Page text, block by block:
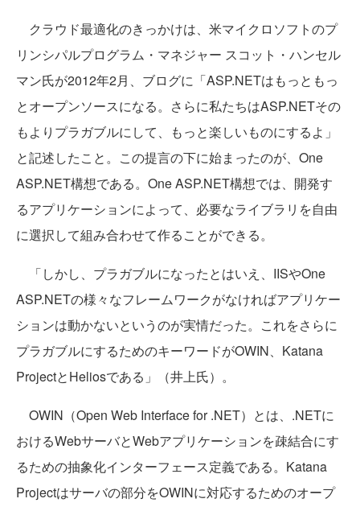
クラウド最適化のきっかけは、米マイクロソフトのプ
リンシパルプログラム・マネジャー スコット・ハンセル
マン氏が2012年2月、ブログに「ASP.NETはもっともっ
とオープンソースになる。さらに私たちはASP.NETその
もよりプラガブルにして、もっと楽しいものにするよ」
と記述したこと。この提言の下に始まったのが、One
ASP.NET構想である。One ASP.NET構想では、開発す
るアプリケーションによって、必要なライブラリを自由
に選択して組み合わせて作ることができる。
「しかし、プラガブルになったとはいえ、IISやOne
ASP.NETの様々なフレームワークがなければアプリケー
ションは動かないというのが実情だった。これをさらに
プラガブルにするためのキーワードがOWIN、Katana
ProjectとHeliosである」（井上氏）。
OWIN（Open Web Interface for .NET）とは、.NETに
おけるWebサーバとWebアプリケーションを疎結合にす
るための抽象化インターフェース定義である。Katana
Projectはサーバの部分をOWINに対応するためのオープ